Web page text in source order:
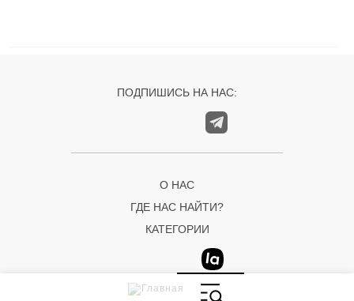
ПОДПИШИСЬ НА НАС:
О НАС
ГДЕ НАС НАЙТИ?
КАТЕГОРИИ